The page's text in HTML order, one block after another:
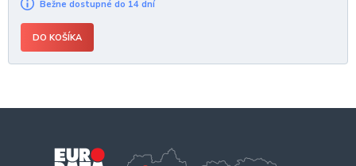
Bežne dostupné do 14 dní
DO KOŠÍKA